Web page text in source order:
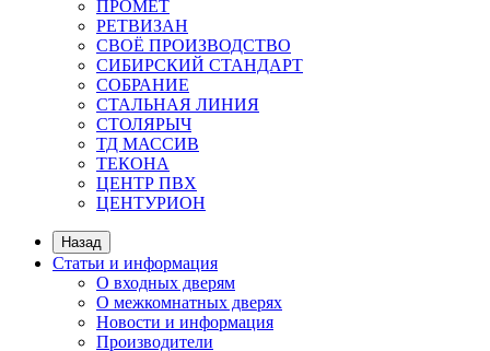
ПРОМЕТ
РЕТВИЗАН
СВОЁ ПРОИЗВОДСТВО
СИБИРСКИЙ СТАНДАРТ
СОБРАНИЕ
СТАЛЬНАЯ ЛИНИЯ
СТОЛЯРЫЧ
ТД МАССИВ
ТЕКОНА
ЦЕНТР ПВХ
ЦЕНТУРИОН
Назад
Статьи и информация
О входных дверям
О межкомнатных дверях
Новости и информация
Производители